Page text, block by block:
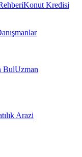
Konut Kredisi
BulUzman
Arazi